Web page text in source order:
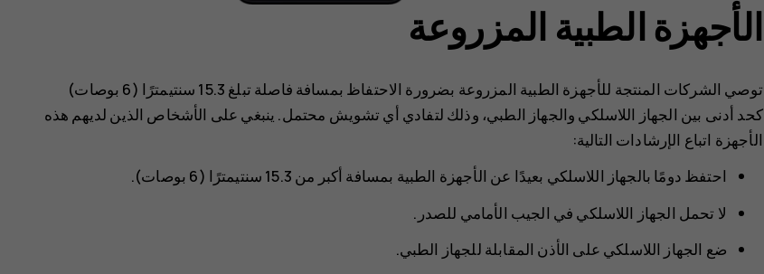
الأجهزة الطبية المزروعة
توصي الشركات المنتجة للأجهزة الطبية المزروعة بضرورة الاحتفاظ بمسافة فاصلة تبلغ 15.3 سنتيمترًا (6 بوصات)
كحد أدنى بين الجهاز اللاسلكي والجهاز الطبي، وذلك لتفادي أي تشويش محتمل. ينبغي على الأشخاص الذين لديهم هذه
الأجهزة اتباع الإرشادات التالية:
احتفظ دومًا بالجهاز اللاسلكي بعيدًا عن الأجهزة الطبية بمسافة أكبر من 15.3 سنتيمترًا (6 بوصات).
لا تحمل الجهاز اللاسلكي في الجيب الأمامي للصدر.
ضع الجهاز اللاسلكي على الأذن المقابلة للجهاز الطبي.